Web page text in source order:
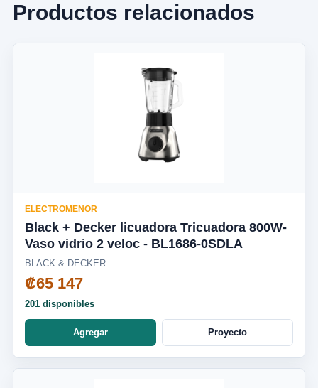
Productos relacionados
ELECTROMENOR
Black + Decker licuadora Tricuadora 800W-
Vaso vidrio 2 veloc - BL1686-0SDLA
BLACK & DECKER
₡65 147
201 disponibles
Agregar Proyecto